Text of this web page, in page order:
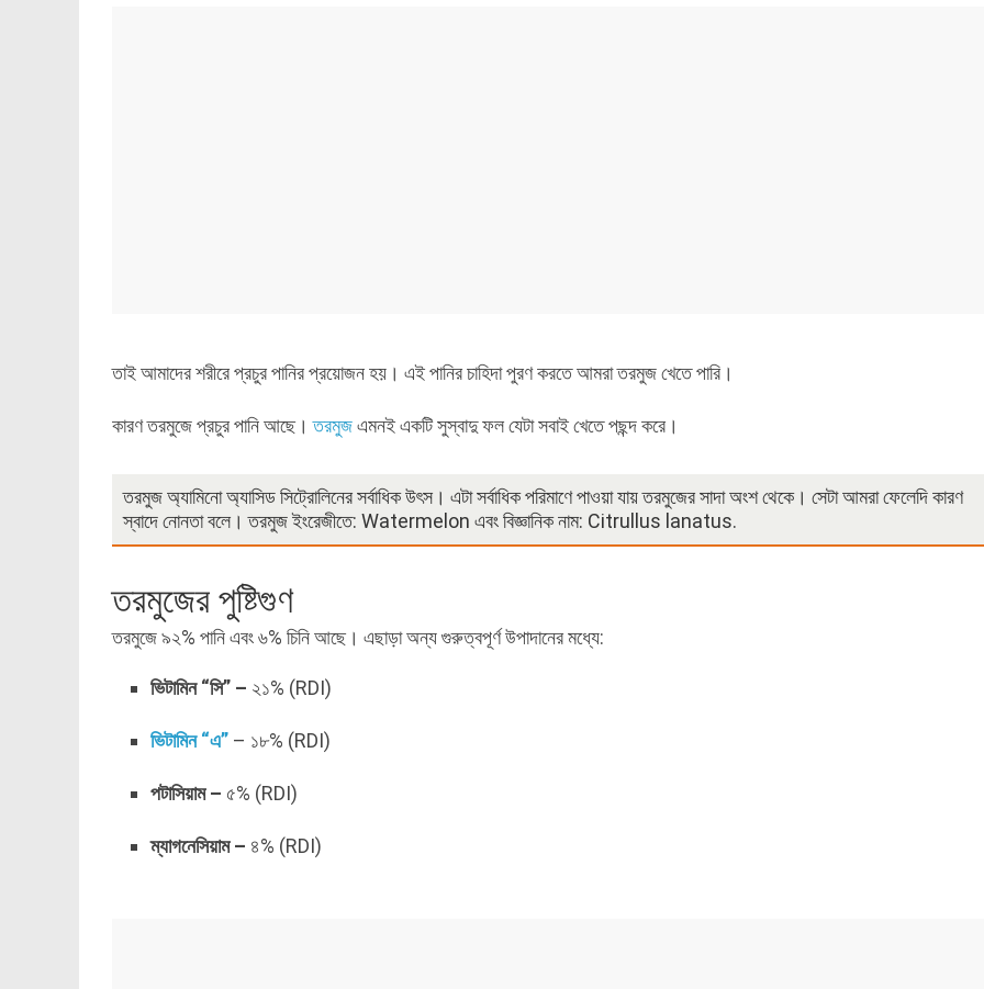
তাই আমাদের শরীরে প্রচুর পানির প্রয়োজন হয়। এই পানির চাহিদা পুরণ করতে আমরা তরমুজ খেতে পারি।
কারণ তরমুজে প্রচুর পানি আছে।তরমুজএমনই একটি সুস্বাদু ফল যেটা সবাই খেতে পছন্দ করে।
তরমুজ অ্যামিনো অ্যাসিড সিট্রোলিনের সর্বাধিক উৎস। এটা সর্বাধিক পরিমাণে পাওয়া যায় তরমুজের সাদা অংশ থেকে। সেটা আমরা ফেলেদি কারণ
স্বাদে নোনতা বলে। তরমুজ ইংরেজীতে: Watermelon এবং বিজ্ঞানিক নাম: Citrullus lanatus.
তরমুজের পুষ্টিগুণ
তরমুজে ৯২% পানি এবং ৬% চিনি আছে। এছাড়া অন্য গুরুত্বপূর্ণ উপাদানের মধ্যে:
ভিটামিন “সি” – ২১% (RDI)
ভিটামিন “এ” – ১৮% (RDI)
পটাসিয়াম – ৫% (RDI)
ম্যাগনেসিয়াম – ৪% (RDI)